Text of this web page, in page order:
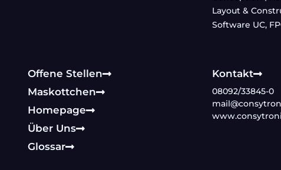
Layout &
Software UC,
Offene Stellen
Maskottchen
Homepage
Über Uns
Glossar
Kontakt
08092/33845-0